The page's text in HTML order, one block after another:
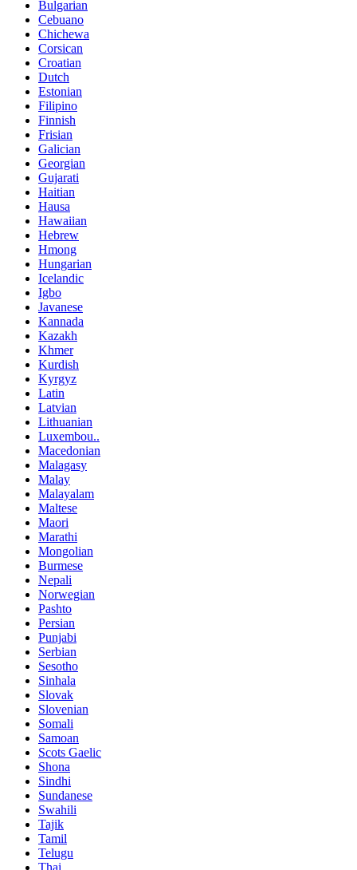
Bulgarian
Cebuano
Chichewa
Corsican
Croatian
Dutch
Estonian
Filipino
Finnish
Frisian
Galician
Georgian
Gujarati
Haitian
Hausa
Hawaiian
Hebrew
Hmong
Hungarian
Icelandic
Igbo
Javanese
Kannada
Kazakh
Khmer
Kurdish
Kyrgyz
Latin
Latvian
Lithuanian
Luxembou..
Macedonian
Malagasy
Malay
Malayalam
Maltese
Maori
Marathi
Mongolian
Burmese
Nepali
Norwegian
Pashto
Persian
Punjabi
Serbian
Sesotho
Sinhala
Slovak
Slovenian
Somali
Samoan
Scots Gaelic
Shona
Sindhi
Sundanese
Swahili
Tajik
Tamil
Telugu
Thai